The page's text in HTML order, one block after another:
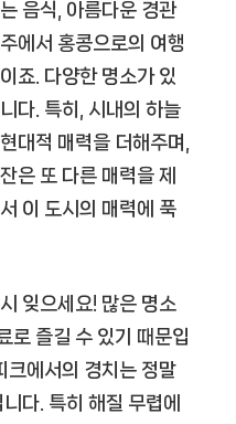
음식, 아름다운 경관
에서 홍콩으로의 여행
죠. 다양한 명소가 있
다. 특히, 시내의 하늘
대적 매력을 더해주며,
은 또 다른 매력을 제
이 도시의 매력에 푹
잊으세요! 많은 명소
로 즐길 수 있기 때문입
크에서의 경치는 정말
다. 특히 해질 무렵에